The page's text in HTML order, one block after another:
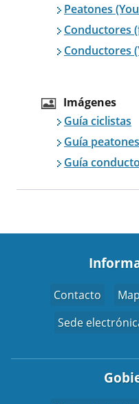
Peatones
Conductores
Conductores
Imágenes
Guía ciclistas
Guía peatones
Guía
Contacto
Sede